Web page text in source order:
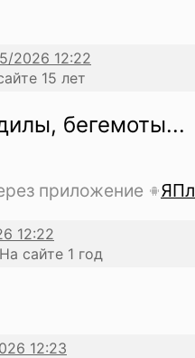
15 лет
бегемоты...
приложение
сайте 1 год